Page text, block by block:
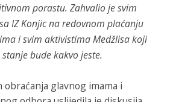
porastu. Zahvalio je svim
IZ Konjic na redovnom plaćanju
i svim aktivistima Medžlisa koji
bude kakvo jeste.
glavnog imama i